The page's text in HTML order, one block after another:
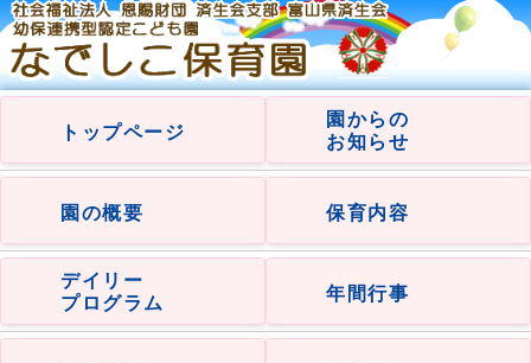
トップページ
園からの
お知らせ
園の概要 保育内容
デイリー
プログラム
年間行事